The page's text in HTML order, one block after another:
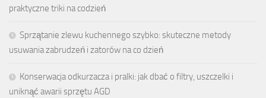
praktyczne triki na codzień
Sprzątanie zlewu kuchennego szybko: skuteczne metody
usuwania zabrudzeń i zatorów na co dzień
Konserwacja odkurzacza i pralki: jak dbać o filtry, uszczelki i
uniknąć awarii sprzętu AGD